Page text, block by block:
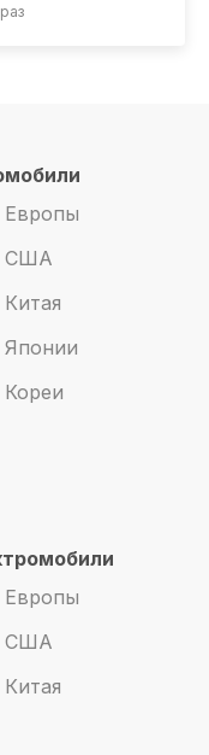
Европы
США
Японии
Европы
США